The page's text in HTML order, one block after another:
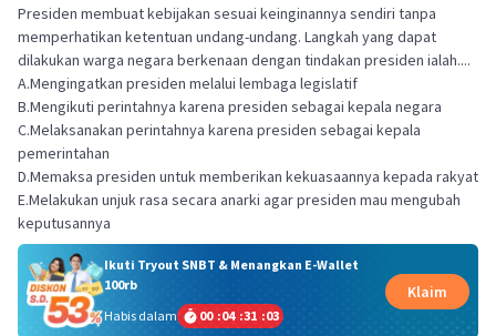
Presiden membuat kebijakan sesuai keinginannya sendiri tanpa
memperhatikan ketentuan undang-undang. Langkah yang dapat
dilakukan warga negara berkenaan dengan tindakan presiden ialah....
A.Mengingatkan presiden melalui lembaga legislatif
B.Mengikuti perintahnya karena presiden sebagai kepala negara
C.Melaksanakan perintahnya karena presiden sebagai kepala
pemerintahan
D.Memaksa presiden untuk memberikan kekuasaannya kepada rakyat
E.Melakukan unjuk rasa secara anarki agar presiden mau mengubah
keputusannya
Ikuti Tryout SNBT & Menangkan E-Wallet
100rb
Habis dalam
00 :04 :31 :03
Klaim